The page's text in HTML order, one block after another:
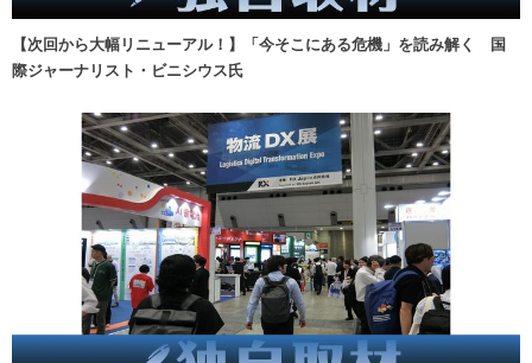
【次回から大幅リニューアル！】「今そこにある危機」を読み解く 国
際ジャーナリスト・ビニシウス氏